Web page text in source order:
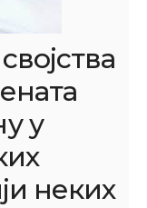
у
неких